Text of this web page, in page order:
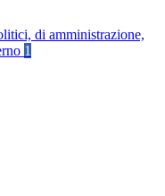
di amministrazione,
1